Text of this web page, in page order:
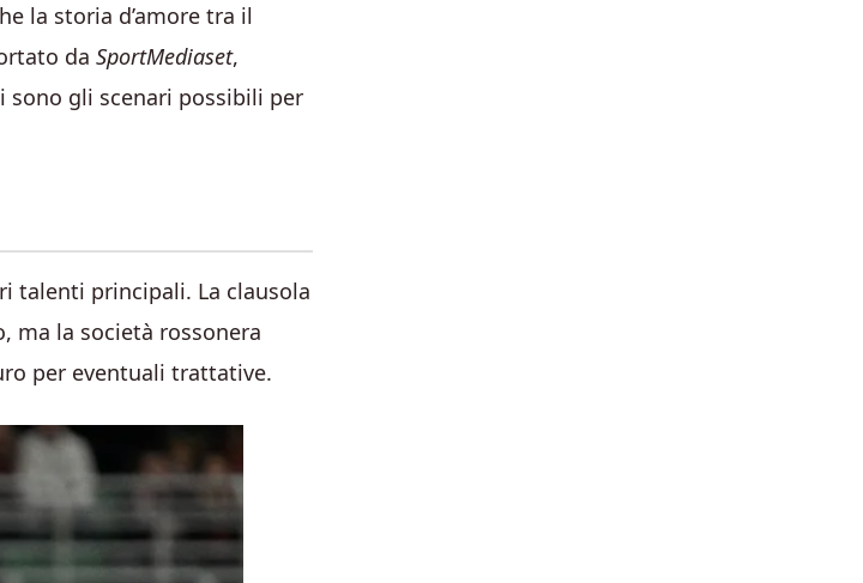
la storia d’amore tra il
da SportMediaset,
sono gli scenari possibili per
talenti principali. La clausola
ma la società rossonera
per eventuali trattative.